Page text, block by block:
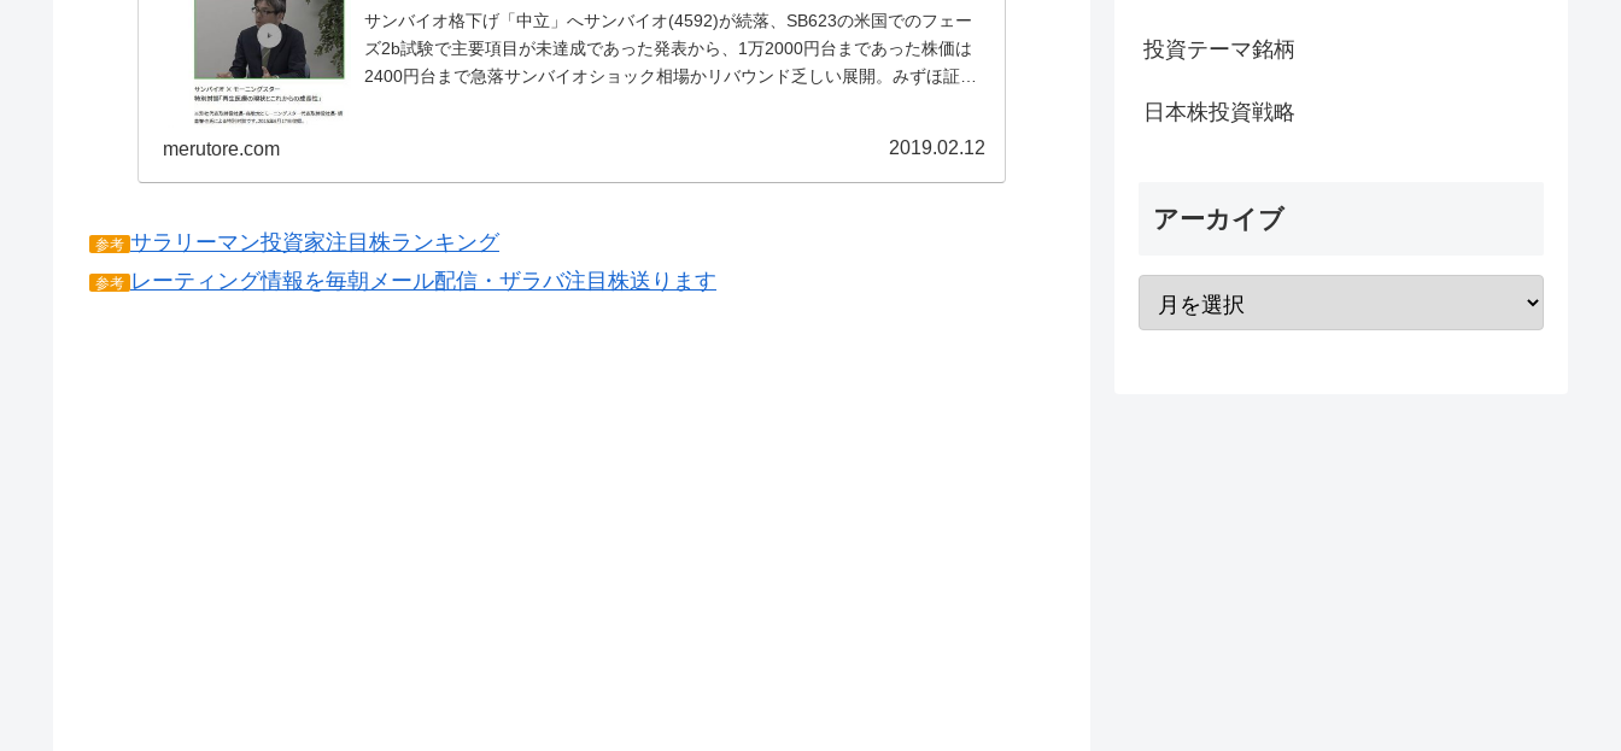
サンバイオ格下げ「中立」へサンバイオ(4592)が続落、SB623の米国でのフェー
ズ2b試験で主要項目が未達成であった発表から、1万2000円台まであった株価は
2400円台まで急落サンバイオショック相場かリバウンド乏しい展開。みずほ証券
merutore.com 2019.02.12
参考 サラリーマン投資家注目株ランキング
参考 レーティング情報を毎朝メール配信・ザラバ注目株送ります
投資テーマ銘柄
日本株投資戦略
アーカイブ